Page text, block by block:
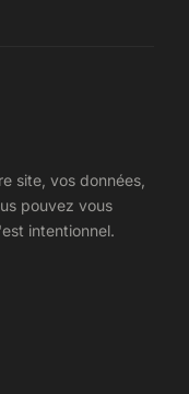
site, vos données,
pouvez vous
intentionnel.